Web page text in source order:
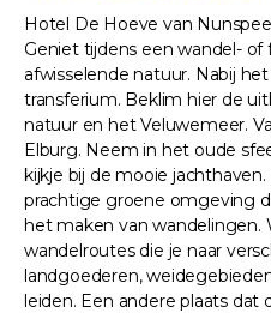
Hotel De Hoeve van
Geniet tijdens een wandel-
afwisselende natuur. Nabij
transferium. Beklim hier de
natuur en het Veluwemeer.
Elburg. Neem in het oude
kijkje bij de mooie
prachtige groene omgeving
het maken van wandelingen.
wandelroutes die je naar
landgoederen,
leiden. Een andere plaats dat